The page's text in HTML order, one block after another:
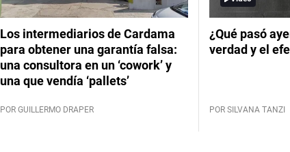
Los intermediarios de Cardama
para obtener una garantía falsa:
una consultora en un ‘cowork’ y
una que vendía ‘pallets’
POR GUILLERMO DRAPER
¿Qué pasó
verdad y el
POR SILVANA TANZI